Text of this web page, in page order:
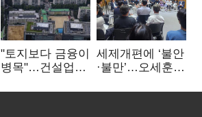
"토지보다 금융이
병목"…건설업계,
해소 목소리
세제개편에 ‘불안
·불만’…오세훈
더 힘들어질 것"